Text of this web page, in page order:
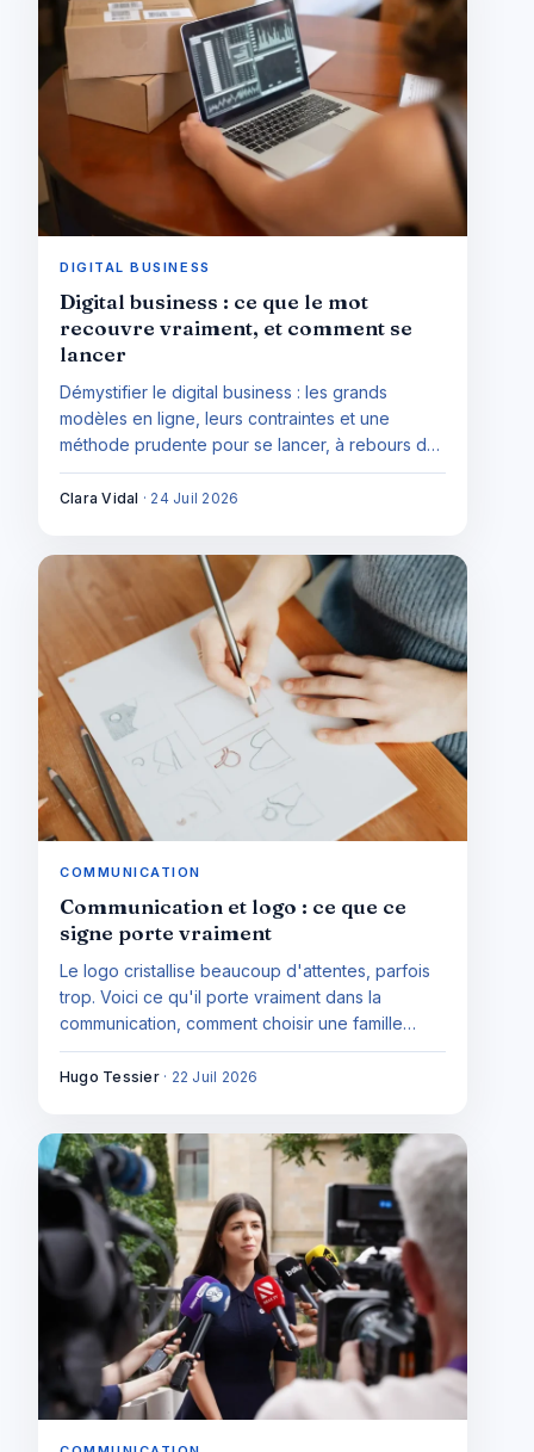
DIGITAL BUSINESS
Digital business : ce que le mot
recouvre vraiment, et comment se
lancer
Démystifier le digital business : les grands
modèles en ligne, leurs contraintes et une
méthode prudente pour se lancer, à rebours des
promesses de revenus faciles.
Clara Vidal · 24 Juil 2026
COMMUNICATION
Communication et logo : ce que ce
signe porte vraiment
Le logo cristallise beaucoup d'attentes, parfois
trop. Voici ce qu'il porte vraiment dans la
communication, comment choisir une famille
adaptée et à quelles conditions une refonte se
justifie.
Hugo Tessier · 22 Juil 2026